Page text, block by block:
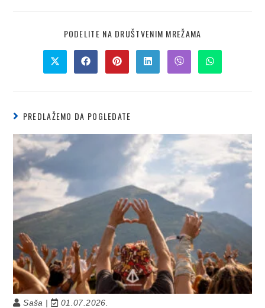
PODELITE NA DRUŠTVENIM MREŽAMA
PREDLAŽEMO DA POGLEDATE
Saša | 01.07.2026.